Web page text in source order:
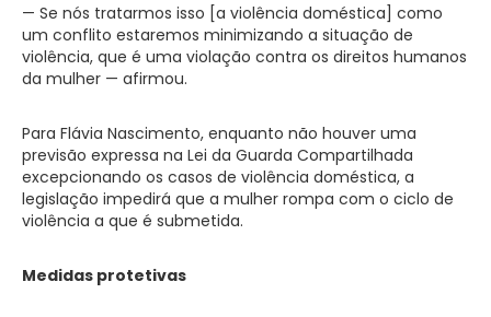
— Se nós tratarmos isso [a violência doméstica] como
um conflito estaremos minimizando a situação de
violência, que é uma violação contra os direitos humanos
da mulher — afirmou.
Para Flávia Nascimento, enquanto não houver uma
previsão expressa na Lei da Guarda Compartilhada
excepcionando os casos de violência doméstica, a
legislação impedirá que a mulher rompa com o ciclo de
violência a que é submetida.
Medidas protetivas